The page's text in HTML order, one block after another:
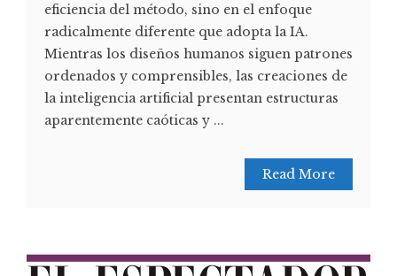
eficiencia del método, sino en el enfoque
radicalmente diferente que adopta la IA.
Mientras los diseños humanos siguen patrones
ordenados y comprensibles, las creaciones de
la inteligencia artificial presentan estructuras
aparentemente caóticas y ...
Read More